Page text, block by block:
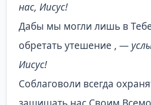
нас, Иисус!
Дабы мы могли лишь в Тебе
обретать утешение , —
Иисус!
Соблаговоли всегда